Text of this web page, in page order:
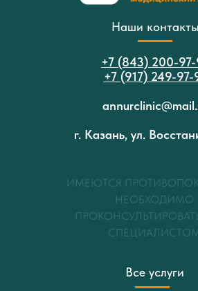
Наши контакты
+7 (843) 200-97-
+7 (917) 249-97-
г. Казань, ул.
Все услуги
ИМЕЮТСЯ
НЕОБХОДИМО